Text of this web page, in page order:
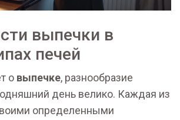
выпечки в
печей
о выпечке, разнообразие
день велико. Каждая из
определенными